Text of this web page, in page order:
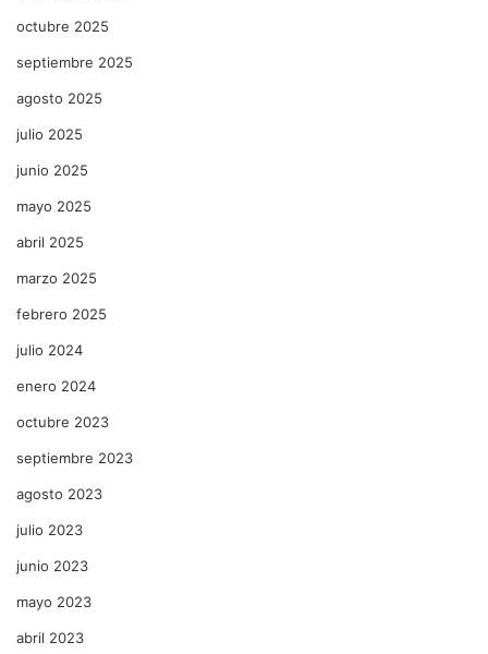
octubre 2025
septiembre 2025
agosto 2025
julio 2025
junio 2025
mayo 2025
abril 2025
marzo 2025
febrero 2025
julio 2024
enero 2024
octubre 2023
septiembre 2023
agosto 2023
julio 2023
junio 2023
mayo 2023
abril 2023